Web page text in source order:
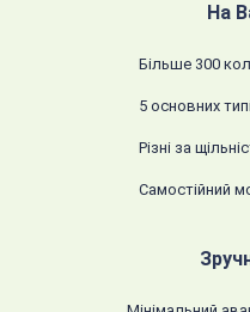
На
Більше 300
5 основних
Різні за
Самостійний